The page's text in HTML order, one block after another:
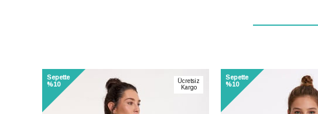
Sepette
%10
Ücretsiz
Kargo
Sepette
%10